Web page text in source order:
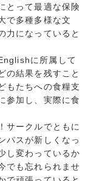
とって最適な保険
で多種多様な文
力になっていると
に所属して
の結果を残すこと
もたちへの食糧支
参加し、実際に食
サークルでともに
パスが新しくなっ
し変わっているか
でも忘れられませ